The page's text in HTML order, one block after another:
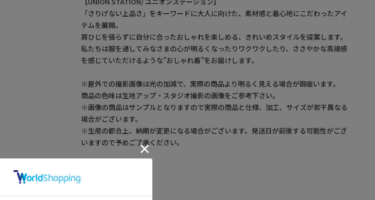
「さりげない上品さ」をキーワードに大人に向けた、素材感と着心地にこだわったアイ
テムを展開。
肩ひじを張らずに自分に合ったおしゃれを楽しめる、きれいめスタイルを提案します。
私たちは服を通してみなさまの心が明るくなったりワクワクしたり、ささやかな高揚感
を感じていただけるような”おしゃれ着”をお届けします。
※屋外での撮影画像は光の加減で、実際の商品より明るく見える場合が御座います。
商品の色味は生地アップ・スタジオ撮影の画像をご参考下さい。
※画像の商品はサンプルとなりますので実際の商品と仕様、加工、サイズが若干異なる
場合がございます。
※生産の都合上、納期が変更になる場合がございます。発送日が前後する可能性がござ
いますので予めご了承ください。